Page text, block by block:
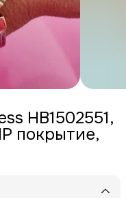
HB1502551,
покрытие,